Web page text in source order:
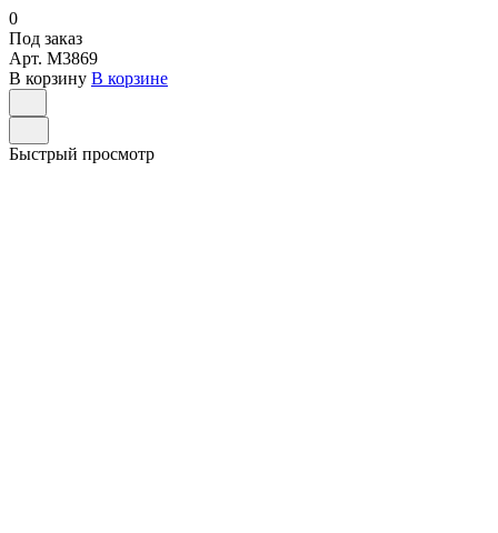
0
Под заказ
Арт. M3869
В корзину В корзине
Быстрый просмотр